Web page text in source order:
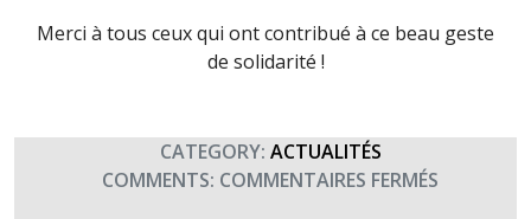
Merci à tous ceux qui ont contribué à ce beau geste
de solidarité !
CATEGORY: ACTUALITÉS
COMMENTS: COMMENTAIRES FERMÉS